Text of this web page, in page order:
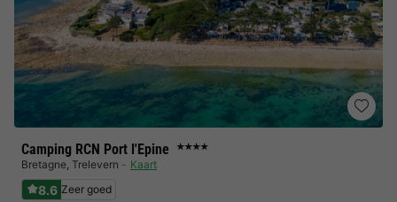
Camping RCN Port l'Epine ★★★★
Bretagne, Trelevern Kaart
8.6 Zeer goed